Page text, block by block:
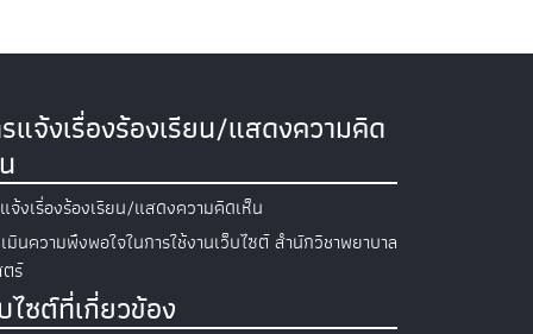
แจ้งเรื่องร้องเรียน/แสดงความคิด
จ้งเรื่องร้องเรียน/แสดงความคิดเห็น
มินความพึงพอใจในการใช้งานเว็บไซต์ สำนักวิชาพยาบาล
ร์
ไซต์ที่เกี่ยวข้อง